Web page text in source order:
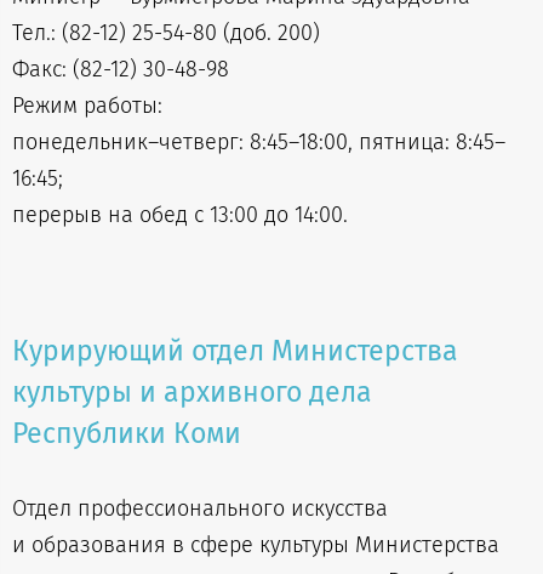
Тел.: (82-12) 25-54-80 (доб. 200)
Факс: (82-12) 30-48-98
Режим работы:
понедельник–четверг: 8:45–18:00, пятница: 8:45–
16:45;
перерыв на обед с 13:00 до 14:00.
Курирующий отдел Министерства
культуры и архивного дела
Республики Коми
Отдел профессионального искусства
и образования в сфере культуры Министерства